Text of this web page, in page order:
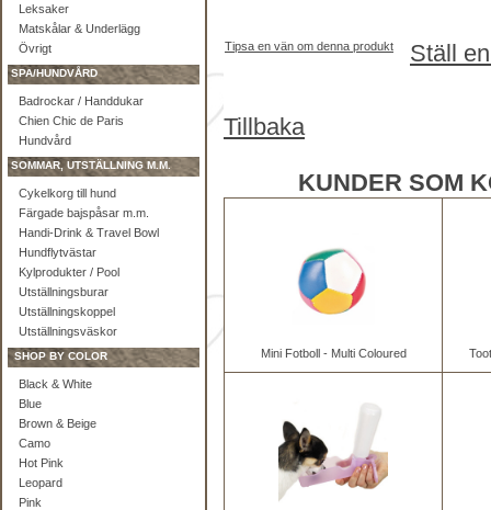
Leksaker
Matskålar & Underlägg
Övrigt
SPA/HUNDVÅRD
Badrockar / Handdukar
Chien Chic de Paris
Hundvård
SOMMAR, UTSTÄLLNING M.M.
Cykelkorg till hund
Färgade bajspåsar m.m.
Handi-Drink & Travel Bowl
Hundflytvästar
Kylprodukter / Pool
Utställningsburar
Utställningskoppel
Utställningsväskor
SHOP BY COLOR
Black & White
Blue
Brown & Beige
Camo
Hot Pink
Leopard
Pink
Tipsa en vän om denna produkt Ställ
Tillbaka
KUNDER SOM
Mini Fotboll - Multi Coloured